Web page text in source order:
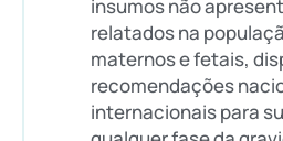
insumos não
relatados na
maternos e fetais,
recomendações
internacionais para